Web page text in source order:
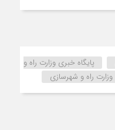
پایگاه خبری وزارت راه و
وزارت راه و شهرسازی